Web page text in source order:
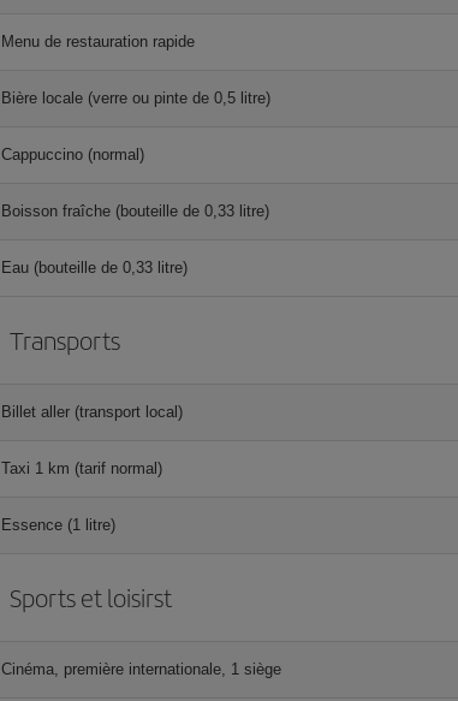
Menu de restauration rapide
Bière locale (verre ou pinte de 0,5 litre)
Cappuccino (normal)
Boisson fraîche (bouteille de 0,33 litre)
Eau (bouteille de 0,33 litre)
Transports
Billet aller (transport local)
Taxi 1 km (tarif normal)
Essence (1 litre)
Sports et loisirst
Cinéma, première internationale, 1 siège